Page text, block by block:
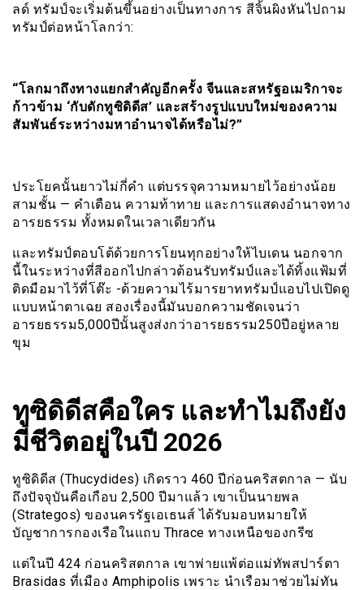
ลด์ ทรัมป์จะเริ่มต้นขึ้นอย่างเป็นทางการ สีจิ้นผิงหันไปถาม
ทรัมป์ต่อหน้าโลกว่า:
“โลกมาถึงทางแยกสำคัญอีกครั้ง จีนและสหรัฐอเมริกาจะ
ก้าวข้าม ‘กับดักทูซิดิดีส’ และสร้างรูปแบบใหม่ของความ
สัมพันธ์ระหว่างมหาอำนาจได้หรือไม่?”
ประโยคนั้นยาวไม่กี่คำ แต่บรรจุความหมายไว้อย่างน้อย
สามชั้น — คำเตือน ความท้าทาย และการแสดงอำนาจทาง
อารยธรรม ทั้งหมดในเวลาเดียวกัน
และทรัมป์ตอบโต้ด้วยการโยนทุกอย่างให้ไบเดน นอกจาก
นี้ในระหว่างที่สีออกไปกล่าวต้อนรับทรัมป์และได้ทิ้งแฟ้มที่
ติดมือมาไว้ที่โต๊ะ -ด้วยความไร้มารยาททรัมป์แอบไปเปิดดู
แบบหน้าตาเฉย สองเรื่องนี้มันบอกความชัดเจนว่า
อารยธรรม5,000ปีนั้นสูงส่งกว่าอารยธรรม250ปีอยู่หลาย
ขุม
ทูซิดิดีสคือใคร และทำไมถึงยัง
มีชีวิตอยู่ในปี 2026
ทูซิดิดีส (Thucydides) เกิดราว 460 ปีก่อนคริสตกาล — นับ
ถึงปัจจุบันคือเกือบ 2,500 ปีมาแล้ว เขาเป็นนายพล
(Strategos) ของนครรัฐเอเธนส์ ได้รับมอบหมายให้
บัญชาการกองเรือในแถบ Thrace ทางเหนือของกรีซ
แต่ในปี 424 ก่อนคริสตกาล เขาพ่ายแพ้ต่อแม่ทัพสปาร์ตา
Brasidas ที่เมือง Amphipolis เพราะ นำเรือมาช่วยไม่ทัน